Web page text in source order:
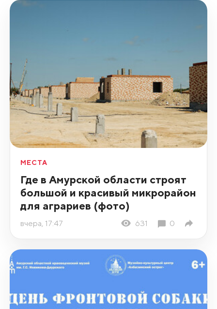
МЕСТА
Где в Амурской области строят
большой и красивый микрорайон
для аграриев (фото)
вчера, 17:47 631 0